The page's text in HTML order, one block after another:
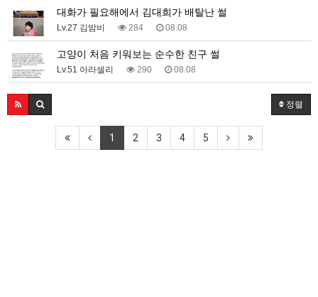
대화가 필요해에서 김대희가 배탈난 썰
Lv.27 김밤비 284 08.08
고양이 처음 키워보는 순수한 친구 썰
Lv.51 아라셀리 290 08.08
정렬
1 2 3 4 5